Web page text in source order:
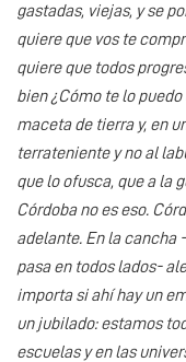
gastadas, viejas, y se
quiere que vos te
quiere que todos
bien ¿Cómo te lo
maceta de tierra y, en
terrateniente y no al
que lo ofusca, que a la
Córdoba no es eso.
adelante. En la cancha
pasa en todos lados-
importa si ahí hay un
un jubilado: estamos
escuelas y en las